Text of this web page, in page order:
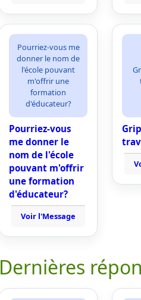
Pourriez-vous me
donner le nom de
l'école pouvant
m'offrir une
formation
d'éducateur?
Pourriez-vous
me donner le
nom de l'école
pouvant m'offrir
une formation
d'éducateur?
Voir l'Message
Dernières